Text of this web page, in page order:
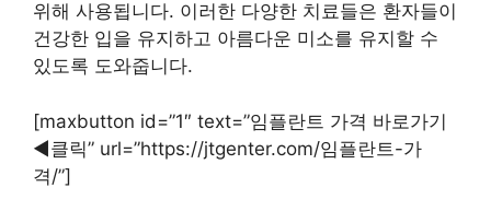
위해 사용됩니다. 이러한 다양한 치료들은 환자들이
건강한 입을 유지하고 아름다운 미소를 유지할 수
있도록 도와줍니다.
[maxbutton id=”1″ text=”임플란트 가격 바로가기
◀︎클릭” url=”https://jtgenter.com/임플란트-가
격/”]